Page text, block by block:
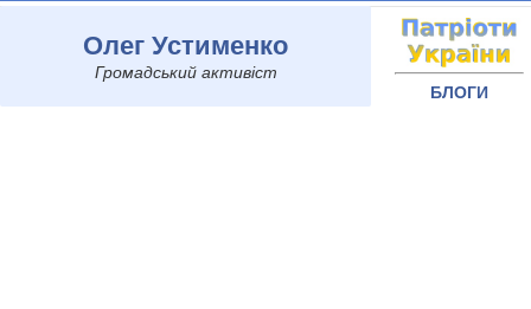
Олег Устименко
Громадський активіст
БЛОГИ